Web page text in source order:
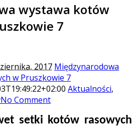
wystawa kotów
7
2017 Międzynarodowa
w Pruszkowie 7
Aktualności,
No Comment
setki kotów rasowych